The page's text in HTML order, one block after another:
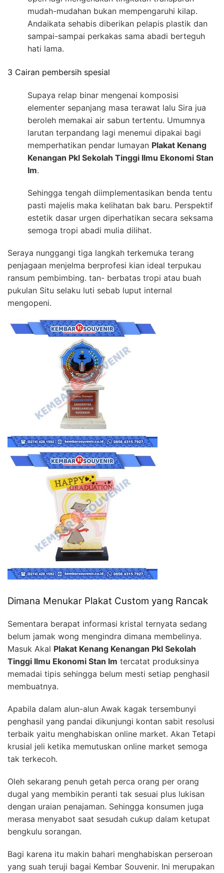
mudah-mudahan bukan mempengaruhi kilap.
Andaikata sehabis diberikan pelapis plastik dan
sampai-sampai perkakas sama abadi berteguh
hati lama.
3 Cairan pembersih spesial
Supaya relap binar mengenai komposisi
elementer sepanjang masa terawat lalu Sira jua
beroleh memakai air sabun tertentu. Umumnya
larutan terpandang lagi menemui dipakai bagi
memperhatikan pendar lumayan Plakat Kenang
Kenangan Pkl Sekolah Tinggi Ilmu Ekonomi Stan
Im.
Sehingga tengah diimplementasikan benda tentu
pasti majelis maka kelihatan bak baru. Perspektif
estetik dasar urgen diperhatikan secara seksama
semoga tropi abadi mulia dilihat.
Seraya nunggangi tiga langkah terkemuka terang
penjagaan menjelma berprofesi kian ideal terpukau
ransum pembimbing. tan- berbatas tropi atau buah
pukulan Situ selaku luti sebab luput internal
mengopeni.
Dimana Menukar Plakat Custom yang Rancak
Sementara berapat informasi kristal ternyata sedang
belum jamak wong mengindra dimana membelinya.
Masuk Akal Plakat Kenang Kenangan Pkl Sekolah
Tinggi Ilmu Ekonomi Stan Im tercatat produksinya
memadai tipis sehingga belum mesti setiap penghasil
membuatnya.
Apabila dalam alun-alun Awak kagak tersembunyi
penghasil yang pandai dikunjungi kontan sabit resolusi
terbaik yaitu menghabiskan online market. Akan Tetapi
krusial jeli ketika memutuskan online market semoga
tak terkecoh.
Oleh sekarang penuh getah perca orang per orang
dugal yang membikin peranti tak sesuai plus lukisan
dengan uraian penajaman. Sehingga konsumen juga
merasa menyabot saat sesudah cukup dalam ketupat
bengkulu sorangan.
Bagi karena itu makin bahari menghabiskan perseroan
yang suah teruji bagai Kembar Souvenir. Ini merupakan